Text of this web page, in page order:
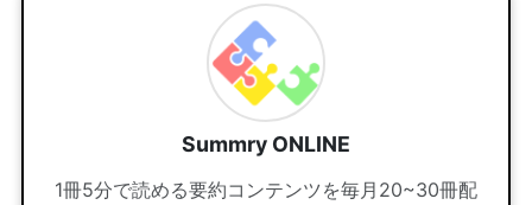
Summry ONLINE
1冊5分で読める要約コンテンツを毎月20~30冊配